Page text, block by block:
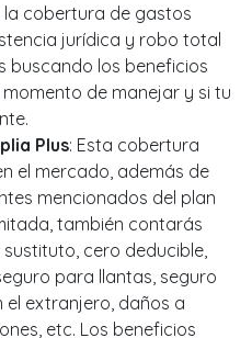
cobertura de gastos
jurídica y robo total
buscando los beneficios
de manejar y si tu
Plus: Esta cobertura
el mercado, además de
mencionados del plan
también contarás
cero deducible,
para llantas, seguro
extranjero, daños a
etc. Los beneficios